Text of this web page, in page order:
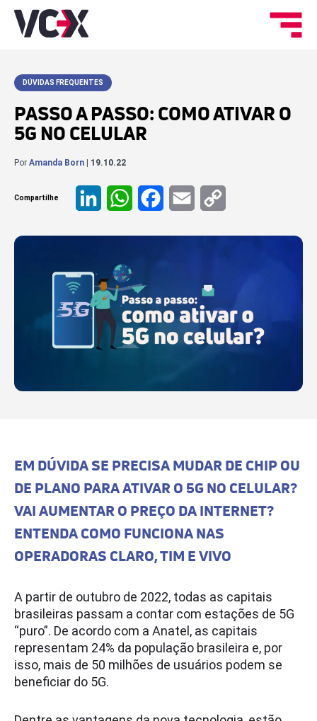
DÚVIDAS FREQUENTES
PASSO A PASSO: COMO ATIVAR O
5G NO CELULAR
Por Amanda Born | 19.10.22
Compartilhe
EM DÚVIDA SE PRECISA MUDAR DE CHIP OU
DE PLANO PARA ATIVAR O 5G NO CELULAR?
VAI AUMENTAR O PREÇO DA INTERNET?
ENTENDA COMO FUNCIONA NAS
OPERADORAS CLARO, TIM E VIVO
A partir de outubro de 2022, todas as capitais
brasileiras passam a contar com estações de 5G
“puro”. De acordo com a Anatel, as capitais
representam 24% da população brasileira e, por
isso, mais de 50 milhões de usuários podem se
beneficiar do 5G.